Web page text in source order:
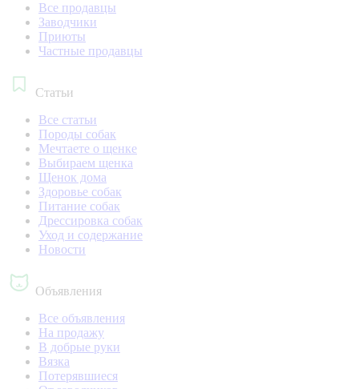
Все продавцы
Заводчики
Приюты
Частные продавцы
Статьи
Все статьи
Породы собак
Мечтаете о щенке
Выбираем щенка
Щенок дома
Здоровье собак
Питание собак
Дрессировка собак
Уход и содержание
Новости
Объявления
Все объявления
На продажу
В добрые руки
Вязка
Потерявшиеся